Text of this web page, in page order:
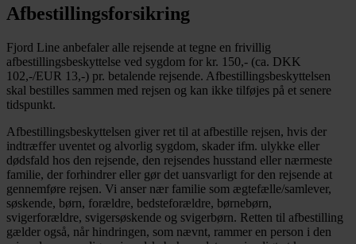
Afbestillingsforsikring
Fjord Line anbefaler alle rejsende at tegne en frivillig
afbestillingsbeskyttelse ved sygdom for kr. 150,- (ca. DKK
102,-/EUR 13,-) pr. betalende rejsende. Afbestillingsbeskyttelsen
skal bestilles sammen med rejsen og kan ikke tilføjes på et senere
tidspunkt.
Afbestillingsbeskyttelsen giver ret til at afbestille rejsen, hvis der
indtræffer uventet og alvorlig sygdom, skader ifm. ulykke eller
dødsfald hos den rejsende, den rejsendes husstand eller nærmeste
familie, der forhindrer eller gør det uansvarligt for den rejsende at
gennemføre rejsen. Vi anser nær familie som ægtefælle/samlever,
søskende, børn, forældre, bedsteforældre, børnebørn,
svigerforældre, svigersøskende og svigerbørn. Retten til afbestilling
gælder også, når hindringen, som nævnt, rammer en person i den